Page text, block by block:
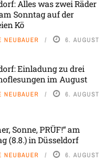
Alles was zwei Räder
Sonntag auf der
Kö
NEUBAUER 6. AUGUST
Einladung zu drei
im August
NEUBAUER 6. AUGUST
Sonne, PRÜF!“ am
(8.8.) in Düsseldorf
NEUBAUER 6. AUGUST